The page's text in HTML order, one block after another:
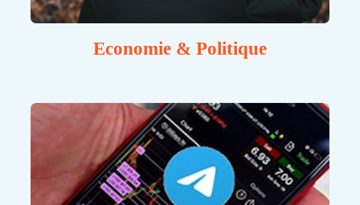
Economie & Politique